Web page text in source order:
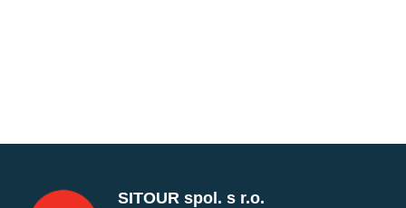
SITOUR spol. s r.o.